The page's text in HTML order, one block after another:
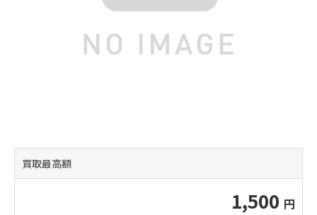
買取最高額
1,500